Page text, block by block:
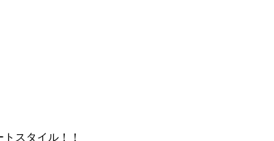
スタイル！！